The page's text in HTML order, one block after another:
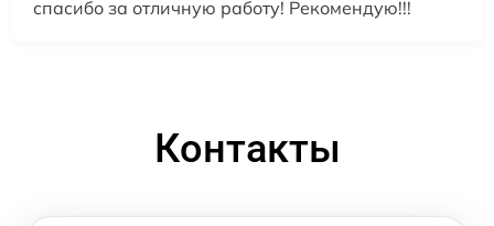
спасибо за отличную работу! Рекомендую!!!
Контакты